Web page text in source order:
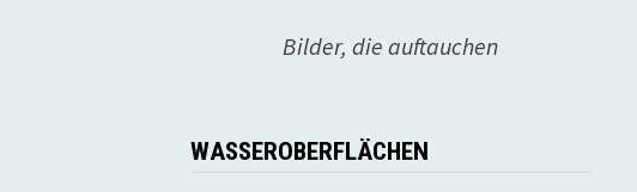
Bilder, die auftauchen
WASSEROBERFLÄCHEN